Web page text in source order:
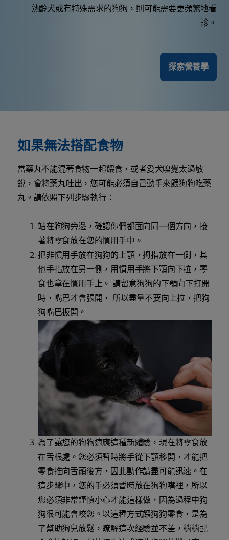
熟齡犬或有特殊需求的狗狗，則可能需要更頻繁地看
診。
探索營養學
如果無法搭配食物
當藥丸不能混著食物一起餵食，或者愛犬嗅覺太過敏
銳，會將藥丸吐出，您可能必須自己動手來餵狗狗吃藥
丸。請依照下列步驟執行：
站在狗狗旁邊，確認你們都面向同一個方向，接
著將零食放在您的慣用手中。
把非慣用手放在狗狗的上顎，拇指放在一側，其
他手指放在另一側，用慣用手將下顎向下拉，零
食也拿在慣用手上。 請留意狗狗的下顎向下打開
時，嘴巴才會張開， 所以盡量不要向上拉，把狗
狗嘴巴扳開。
為了讓您的狗狗適應這種新體驗，現在將零食放
在舌根處。您必須暫時將手從下顎移開，才能把
零食推向舌頭後方，因此動作請盡可能迅速。在
這步驟中，您的手必須暫時放在狗狗嘴裡，所以
您必須非常謹慎小心才能這樣做，因為過程中狗
狗很可能會咬您。以這種方式餵狗狗零食，是為
了幫助狗兒放鬆，瞭解這次經驗並不差，稍稍配